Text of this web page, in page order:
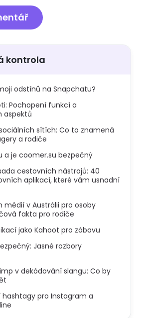
kontrola
odstínů na Snapchatu?
Pochopení funkcí a
aspektů
sítích: Co to znamená
a rodiče
a je coomer.su bezpečný
cestovních nástrojů: 40
aplikací, které vám usnadní
médií v Austrálii pro osoby
fakta pro rodiče
jako Kahoot pro zábavu
Jasné rozbory
v dekódování slangu: Co by
hashtagy pro Instagram a